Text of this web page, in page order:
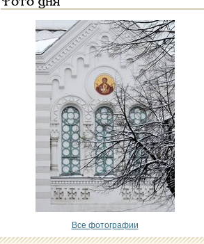
Фото дня
Все фотографии